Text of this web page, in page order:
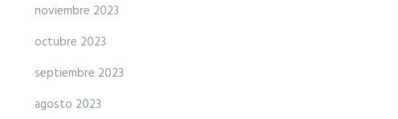
noviembre 2023
octubre 2023
septiembre 2023
agosto 2023